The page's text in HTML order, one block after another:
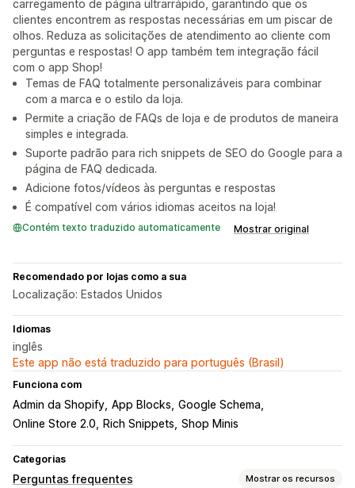
carregamento de página ultrarrápido, garantindo que os
clientes encontrem as respostas necessárias em um piscar de
olhos. Reduza as solicitações de atendimento ao cliente com
perguntas e respostas! O app também tem integração fácil
com o app Shop!
Temas de FAQ totalmente personalizáveis para combinar
com a marca e o estilo da loja.
Permite a criação de FAQs de loja e de produtos de maneira
simples e integrada.
Suporte padrão para rich snippets de SEO do Google para a
página de FAQ dedicada.
Adicione fotos/vídeos às perguntas e respostas
É compatível com vários idiomas aceitos na loja!
Contém texto traduzido automaticamente Mostrar original
Recomendado por lojas como a sua
Localização: Estados Unidos
Idiomas
inglês
Este app não está traduzido para português (Brasil)
Funciona com
Admin da Shopify App Blocks Google Schema
Online Store 2.0
Rich Snippets Shop Minis
Categorias
Perguntas frequentes Mostrar os recursos